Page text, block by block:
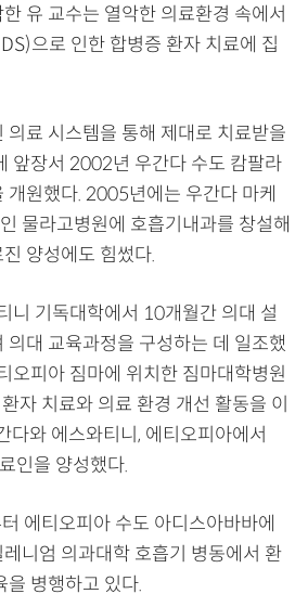
유 교수는 열악한 의료환경 속에서
으로 인한 합병증 환자 치료에 집
의료 시스템을 통해 제대로 치료받을
앞장서 2002년 우간다 수도 캄팔라
개원했다. 2005년에는 우간다 마케
물라고병원에 호흡기내과를 창설해
양성에도 힘썼다.
니 기독대학에서 10개월간 의대 설
의대 교육과정을 구성하는 데 일조했
오피아 짐마에 위치한 짐마대학병원
자 치료와 의료 환경 개선 활동을 이
다와 에스와티니, 에티오피아에서
인을 양성했다.
에티오피아 수도 아디스아바바에
니엄 의과대학 호흡기 병동에서 환
을 병행하고 있다.